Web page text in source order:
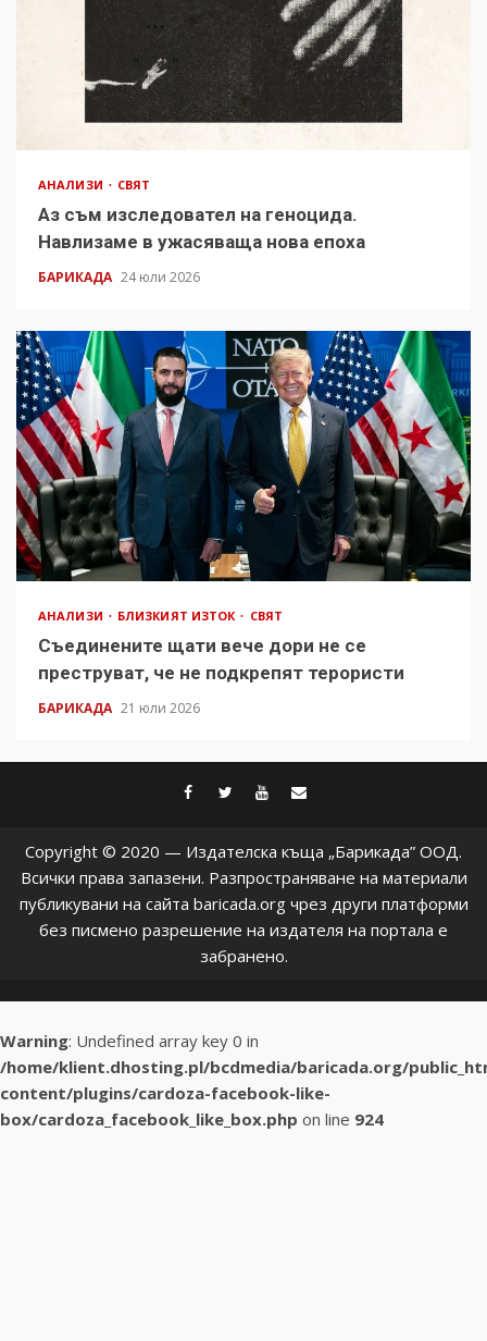
АНАЛИЗИ СВЯТ
Аз съм изследовател на геноцида.
Навлизаме в ужасяваща нова епоха
БАРИКАДА 24 юли 2026
АНАЛИЗИ БЛИЗКИЯТ ИЗТОК СВЯТ
Съединените щати вече дори не се
преструват, че не подкрепят терористи
БАРИКАДА 21 юли 2026
facebook
twitter
youtube
Copyright © 2020 — Издателска къща „Барикада” ООД.
Всички права запазени. Разпространяване на материали
публикувани на сайта baricada.org чрез други платформи
без писмено разрешение на издателя на портала е
забранено.
Warning: Undefined array key 0 in
/home/klient.dhosting.pl/bcdmedia/baricada.org/
content/plugins/cardoza-facebook-like-
box/cardoza_facebook_like_box.php on line 924